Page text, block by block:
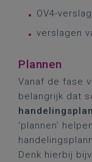
OV4-verslag
verslagen
Plannen
Vanaf de fase
belangrijk dat
‘plannen’
Denk hierbij